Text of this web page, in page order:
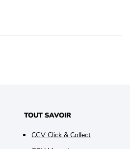
TOUT SAVOIR
CGV Click & Collect